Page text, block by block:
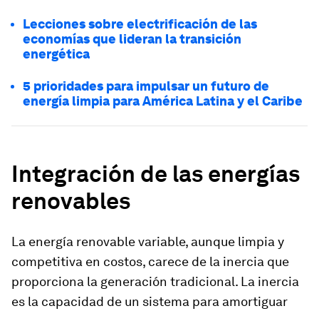
Lecciones sobre electrificación de las
economías que lideran la transición
energética
5 prioridades para impulsar un futuro de
energía limpia para América Latina y el Caribe
Integración de las energías
renovables
La energía renovable variable, aunque limpia y
competitiva en costos, carece de la inercia que
proporciona la generación tradicional. La inercia
es la capacidad de un sistema para amortiguar